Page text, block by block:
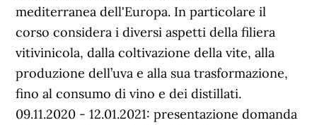
mediterranea dell'Europa. In particolare il
corso considera i diversi aspetti della filiera
vitivinicola, dalla coltivazione della vite, alla
produzione dell’uva e alla sua trasformazione,
fino al consumo di vino e dei distillati.
09.11.2020 - 12.01.2021: presentazione domanda